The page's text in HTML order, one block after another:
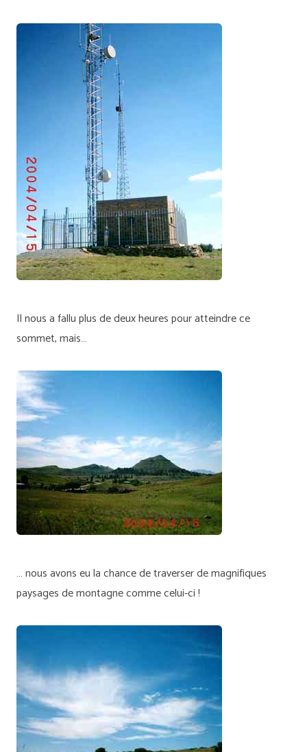
Il nous a fallu plus de deux heures pour atteindre ce
sommet, mais…
… nous avons eu la chance de traverser de magnifiques
paysages de montagne comme celui-ci !